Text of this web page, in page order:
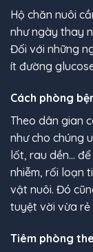
Hộ chăn nuôi
như ngày thay
Đối với những
ít đường
Cách phòng
Theo dân gian
như cho chúng
lốt, rau dền…
nhiễm, rối loạn
vật nuôi. Đó
tuyệt vời vừa rẻ
Tiêm phòng